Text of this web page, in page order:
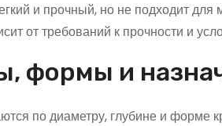
и прочный, но не подходит для
от требований к прочности и
формы и
по диаметру, глубине и